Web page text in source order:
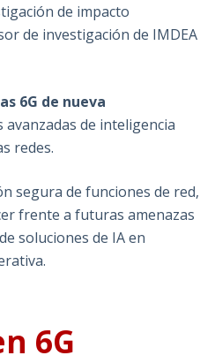
de impacto
de investigación de IMDEA
6G de nueva
de inteligencia
redes.
segura de funciones de red,
frente a futuras amenazas
soluciones de IA en
6G